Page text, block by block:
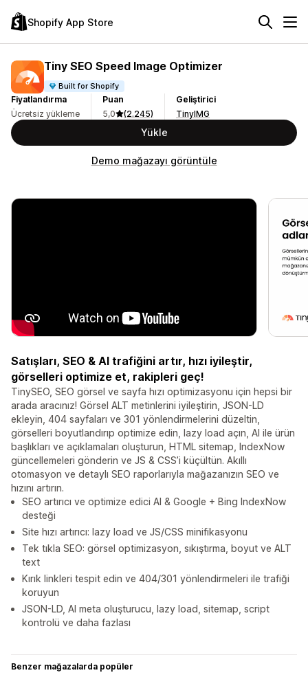
Shopify App Store
Tiny SEO Speed Image Optimizer
Built for Shopify
Fiyatlandırma
Ücretsiz yükleme
Puan
5,0
(2.245)
Geliştirici
TinyIMG
Yükle
Demo mağazayı görüntüle
Satışları, SEO & AI trafiğini artır, hızı iyileştir,
görselleri optimize et, rakipleri geç!
TinySEO, SEO görsel ve sayfa hızı optimizasyonu için hepsi bir
arada aracınız! Görsel ALT metinlerini iyileştirin, JSON-LD
ekleyin, 404 sayfaları ve 301 yönlendirmelerini düzeltin,
görselleri boyutlandırıp optimize edin, lazy load açın, AI ile ürün
başlıkları ve açıklamaları oluşturun, HTML sitemap, IndexNow
güncellemeleri gönderin ve JS & CSS’i küçültün. Akıllı
otomasyon ve detaylı SEO raporlarıyla mağazanızın SEO ve
hızını artırın.
SEO artırıcı ve optimize edici AI & Google + Bing IndexNow
desteği
Site hızı artırıcı: lazy load ve JS/CSS minifikasyonu
Tek tıkla SEO: görsel optimizasyon, sıkıştırma, boyut ve ALT
text
Kırık linkleri tespit edin ve 404/301 yönlendirmeleri ile trafiği
koruyun
JSON-LD, AI meta oluşturucu, lazy load, sitemap, script
kontrolü ve daha fazlası
Benzer mağazalarda popüler